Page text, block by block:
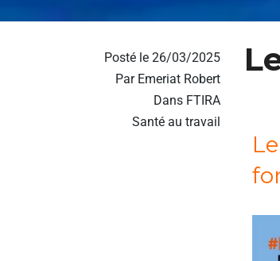
Posté le 26/03/2025
Par Emeriat Robert
Dans FTIRA
Santé au travail